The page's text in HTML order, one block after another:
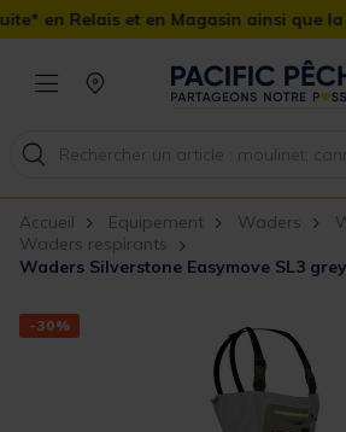
en Magasin ainsi que la Livraison
Accueil Equipement Waders
Waders respirants
Waders Silverstone Easymove SL3 grey
-30%